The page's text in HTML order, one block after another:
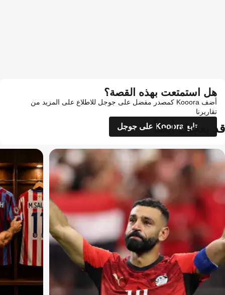
هل استمتعت بهذه القصة؟
أضف Kooora كمصدر مفضل على جوجل للاطلاع على المزيد من
تقاريرنا
تابع Kooora على جوجل
قد يعجبك أيضاً